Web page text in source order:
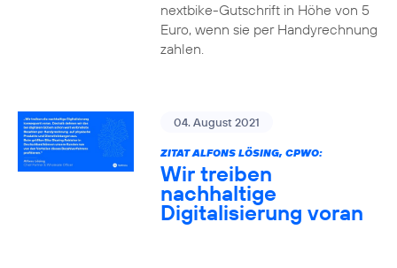
nextbike-Gutschrift in Höhe von 5
Euro, wenn sie per Handyrechnung
zahlen.
04. August 2021
ZITAT ALFONS LÖSING, CPWO:
Wir treiben
nachhaltige
Digitalisierung voran